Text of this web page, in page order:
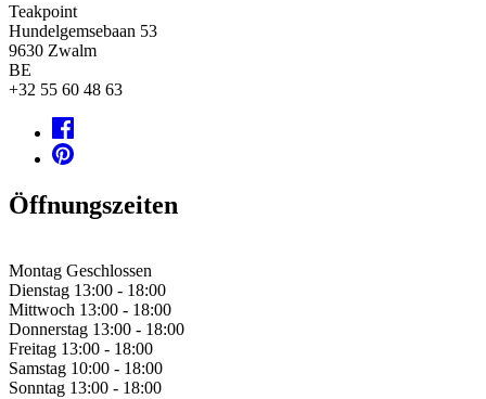
Teakpoint
Hundelgemsebaan 53
9630 Zwalm
BE
+32 55 60 48 63
Öffnungszeiten
Montag Geschlossen
Dienstag 13:00 - 18:00
Mittwoch 13:00 - 18:00
Donnerstag 13:00 - 18:00
Freitag 13:00 - 18:00
Samstag 10:00 - 18:00
Sonntag 13:00 - 18:00